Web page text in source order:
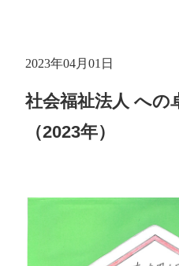
2023年04月01日
社会福祉法人 への
（2023年）